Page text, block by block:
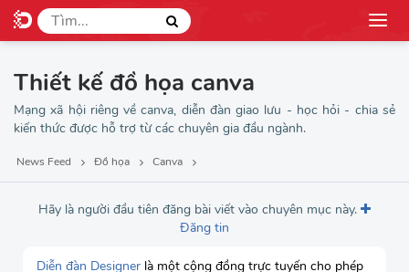
Thiết kế đồ họa canva
Mạng xã hội riêng về canva, diễn đàn giao lưu - học hỏi - chia sẻ
kiến thức được hỗ trợ từ các chuyên gia đầu ngành.
News Feed Đồ họa Canva
Hãy là người đầu tiên đăng bài viết vào chuyên mục này.
Đăng tin
Diễn đàn Designer là một cộng đồng trực tuyến cho phép